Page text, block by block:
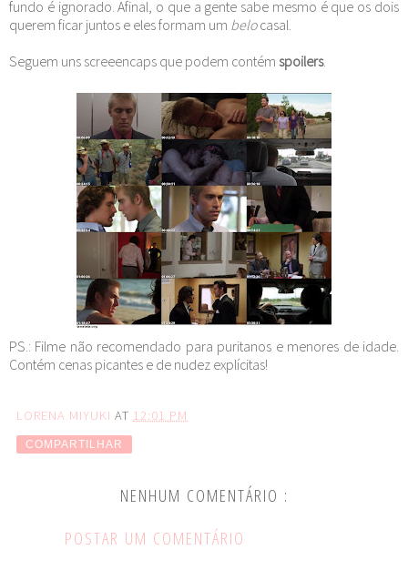
fundo é ignorado. Afinal, o que a gente sabe mesmo é que os dois
querem ficar juntos e eles formam um belocasal.
Seguem uns screeencaps que podem contém spoilers.
PS.: Filme não recomendado para puritanos e menores de idade.
Contém cenas picantes e de nudez explícitas!
LORENA MIYUKI AT 12:01 PM
COMPARTILHAR
NENHUM COMENTÁRIO :
POSTAR UM COMENTÁRIO